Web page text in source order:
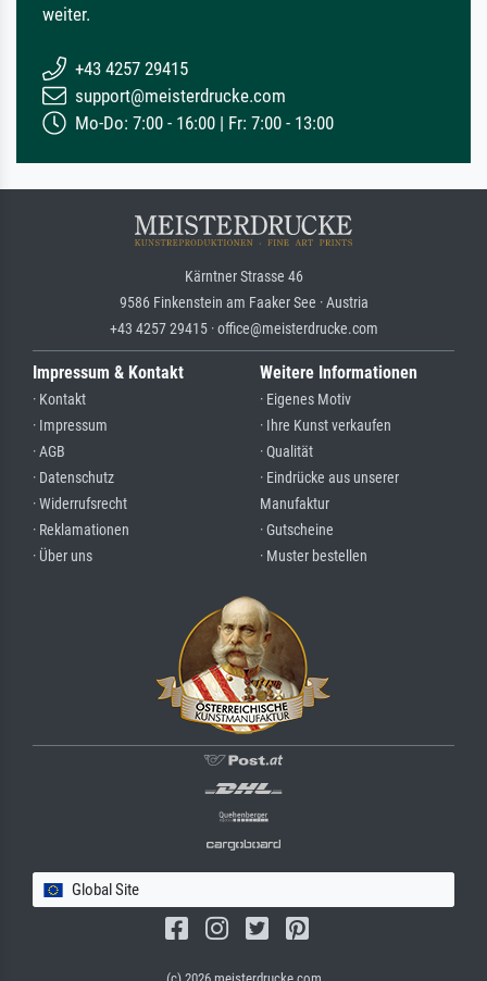
weiter.
+43 4257 29415
support@meisterdrucke.com
Mo-Do: 7:00 - 16:00 | Fr: 7:00 - 13:00
Kärntner Strasse 46
9586 Finkenstein am Faaker See · Austria
+43 4257 29415 · office@meisterdrucke.com
Impressum & Kontakt
· Kontakt
· Impressum
· AGB
· Datenschutz
· Widerrufsrecht
· Reklamationen
· Über uns
Weitere Informationen
· Eigenes Motiv
· Ihre Kunst verkaufen
· Qualität
· Eindrücke aus unserer
Manufaktur
· Gutscheine
· Muster bestellen
Global Site